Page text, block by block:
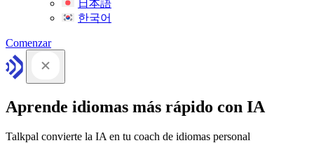
日本語
한국어
Comenzar
Aprende idiomas más rápido con IA
Talkpal convierte la IA en tu coach de idiomas personal